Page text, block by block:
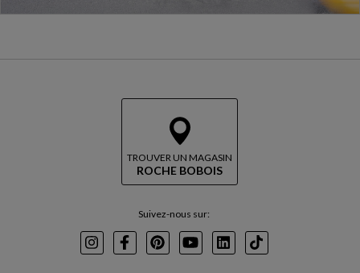
TROUVER UN MAGASIN
ROCHE BOBOIS
Suivez-nous sur:
InstagramFacebookPinterest
YoutubeLinkedInTikTok